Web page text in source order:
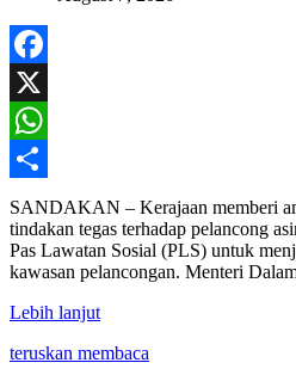
Facebook
X
WhatsApp
Share
SANDAKAN – Kerajaan memberi
tindakan tegas terhadap pelancong
Pas Lawatan Sosial (PLS) untuk
kawasan pelancongan. Menteri
Lebih lanjut
teruskan membaca